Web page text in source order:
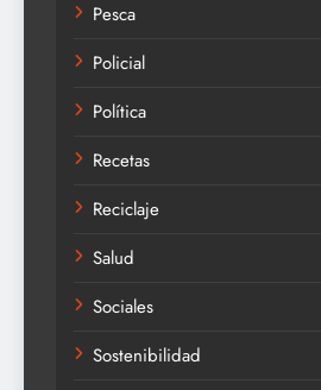
Pesca
Policial
Política
Recetas
Reciclaje
Salud
Sociales
Sostenibilidad